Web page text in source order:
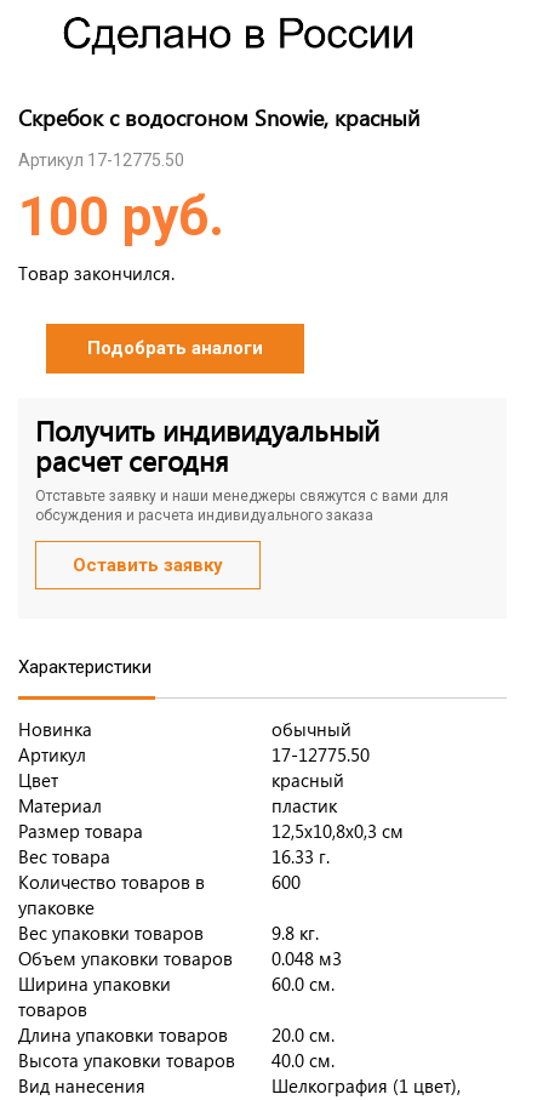
Скребок с водосгоном Snowie, красный
Артикул 17-12775.50
100 руб.
Товар закончился.
Подобрать аналоги
Получить индивидуальный
расчет сегодня
Отставьте заявку и наши менеджеры свяжутся с вами для
обсуждения и расчета индивидуального заказа
Оставить заявку
Характеристики
Новинка
обычный
Артикул
17-12775.50
Цвет
красный
Материал
пластик
Размер товара
12,5x10,8x0,3 см
Вес товара
16.33 г.
Количество товаров в
упаковке
600
Вес упаковки товаров
9.8 кг.
Объем упаковки товаров
0.048 м3
Ширина упаковки
товаров
60.0 см.
Длина упаковки товаров
20.0 см.
Высота упаковки товаров
40.0 см.
Вид нанесения
Шелкография (1 цвет),